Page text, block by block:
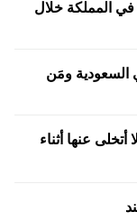
في المملكة خلال
السعودية ومَن
لا أتخلى عنها أثناء